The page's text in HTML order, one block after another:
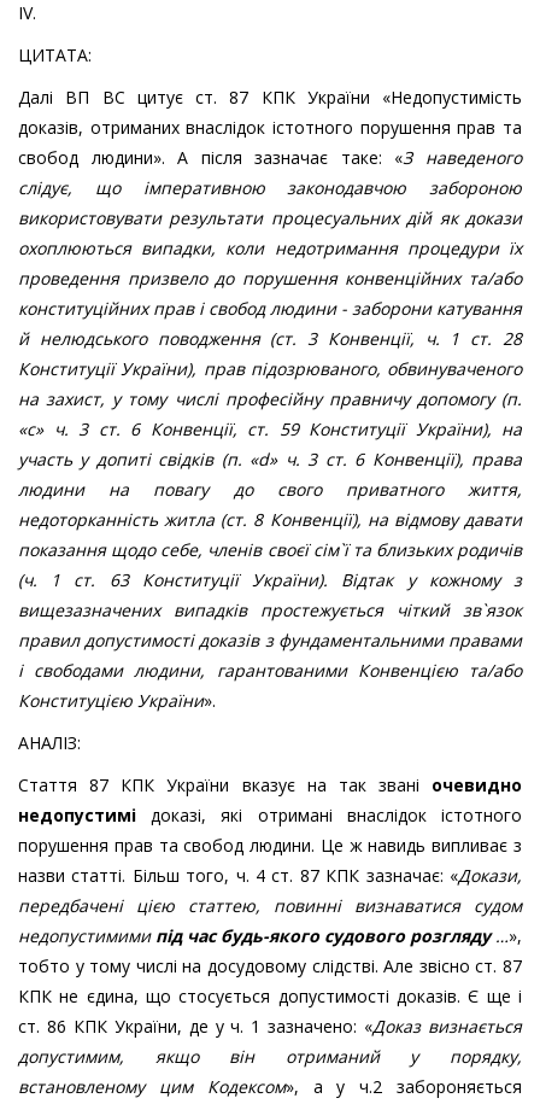
ІV.
ЦИТАТА:
Далі ВП ВС цитує ст. 87 КПК України «Недопустимість
доказів, отриманих внаслідок істотного порушення прав та
свобод людини». А після зазначає таке: «З наведеного
слідує, що імперативною законодавчою забороною
використовувати результати процесуальних дій як докази
охоплюються випадки, коли недотримання процедури їх
проведення призвело до порушення конвенційних та/або
конституційних прав і свобод людини - заборони катування
й нелюдського поводження (ст. 3 Конвенції, ч. 1 ст. 28
Конституції України), прав підозрюваного, обвинуваченого
на захист, у тому числі професійну правничу допомогу (п.
«с» ч. 3 ст. 6 Конвенції, ст. 59 Конституції України), на
участь у допиті свідків (п. «d» ч. 3 ст. 6 Конвенції), права
людини на повагу до свого приватного життя,
недоторканність житла (ст. 8 Конвенції), на відмову давати
показання щодо себе, членів своєї сім`ї та близьких родичів
(ч. 1 ст. 63 Конституції України).
Відтак у кожному з
вищезазначених випадків простежується чіткий зв`язок
правил допустимості доказів з фундаментальними правами
і свободами людини, гарантованими Конвенцією та/або
Конституцією України».
АНАЛІЗ:
Стаття 87 КПК України вказує на так звані очевидно
недопустимі доказі, які отримані внаслідок істотного
порушення прав та свобод людини. Це ж навидь випливає з
назви статті. Більш того, ч. 4 ст. 87 КПК зазначає: «Докази,
передбачені цією статтею, повинні визнаватися судом
недопустимими під час будь-якого судового розгляду …»,
тобто у тому числі на досудовому слідстві. Але звісно ст. 87
КПК не єдина, що стосується допустимості доказів. Є ще і
ст. 86 КПК України, де у ч. 1 зазначено: «Доказ визнається
допустимим, якщо він отриманий у порядку,
встановленому цим Кодексом», а у ч.2 забороняється